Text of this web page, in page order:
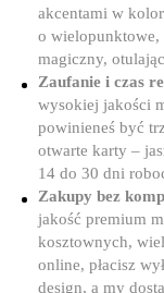
akcentami w
o wielopunktowe,
magiczny,
Zaufanie i czas
wysokiej jakości
powinieneś być
otwarte karty –
14 do 30 dni
Zakupy bez
jakość premium
kosztownych,
online, płacisz
design, a my